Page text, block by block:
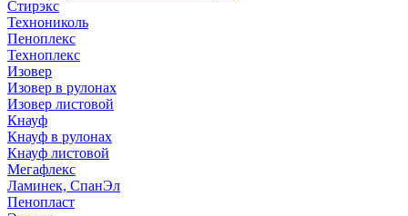
Стирэкс
Технониколь
Пеноплекс
Техноплекс
Изовер
Изовер в рулонах
Изовер листовой
Кнауф
Кнауф в рулонах
Кнауф листовой
Мегафлекс
Ламинек, СпанЭл
Пенопласт